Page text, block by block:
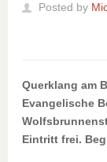
Posted by
Querklang am
Evangelische
Eintritt frei.